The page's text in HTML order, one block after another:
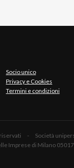
Socio unico
Privacy e Cookies
Termini e condizioni
riservati - Società
Imprese di Milano